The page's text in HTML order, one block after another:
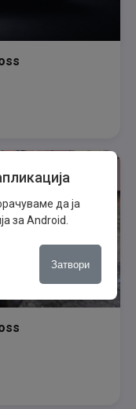
да ја
за Android.
Затвори